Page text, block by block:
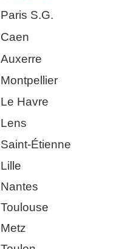
Paris S.G.
Caen
Auxerre
Montpellier
Le Havre
Lens
Saint-Étienne
Lille
Nantes
Toulouse
Metz